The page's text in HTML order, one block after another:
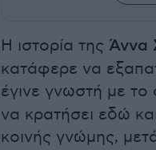
Η ιστορία της Άννα
κατάφερε να
έγινε γνωστή με το
να κρατήσει εδώ
κοινής γνώμης,